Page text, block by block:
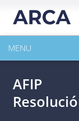
MENU
EXPANDIR
AFIP